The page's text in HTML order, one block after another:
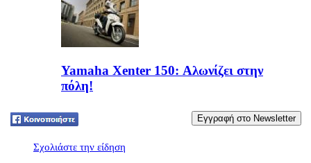
Yamaha Xenter 150: Αλωνίζει στην
πόλη!
Tweet
Σχολιάστε την είδηση